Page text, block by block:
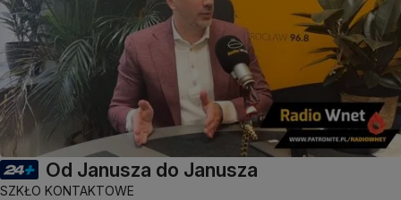
Od Janusza do Janusza
SZKŁO KONTAKTOWE